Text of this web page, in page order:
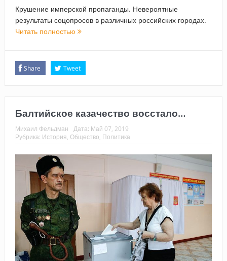
Крушение имперской пропаганды. Невероятные
результаты соцопросов в различных российских городах.
Читать полностью
Share Tweet
Балтийское казачество восстало…
Михаил Фельдман Дата: Май 07, 2019
Рубрика: История, Общество, Политика